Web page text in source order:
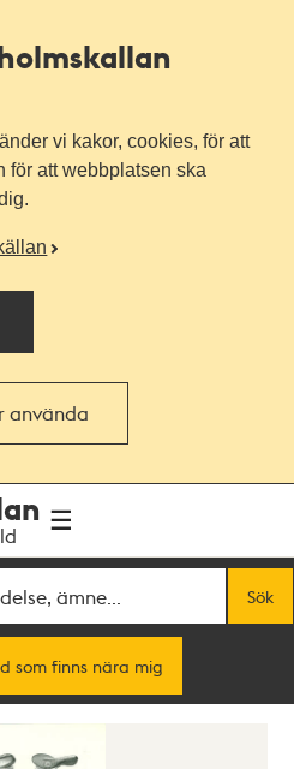
vi kakor, cookies, för att
för att webbplatsen ska
använda
Sök
som finns nära mig